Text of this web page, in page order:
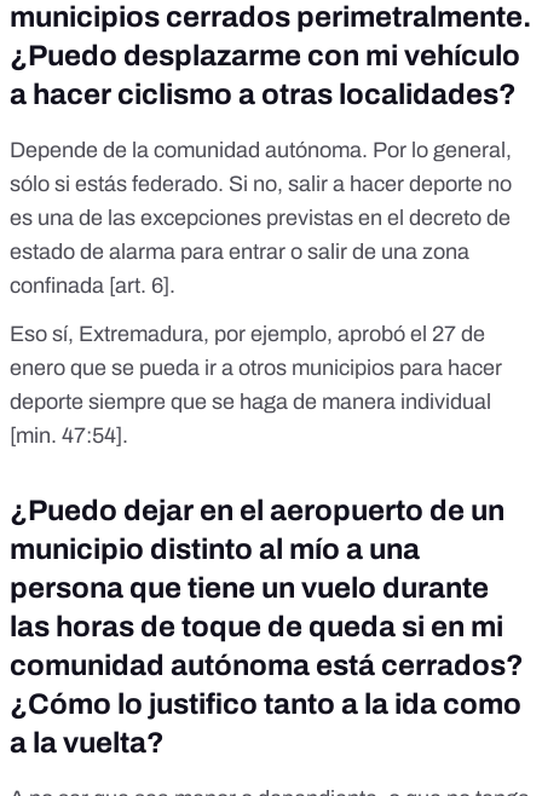
municipios cerrados perimetralmente.
¿Puedo desplazarme con mi vehículo
a hacer ciclismo a otras localidades?
Depende de la comunidad autónoma. Por lo general,
sólo si estás federado. Si no, salir a hacer deporte no
es una de las excepciones previstas en el decreto de
estado de alarma para entrar o salir de una zona
confinada [art. 6].
Eso sí, Extremadura, por ejemplo, aprobó el 27 de
enero que se pueda ir a otros municipios para hacer
deporte siempre que se haga de manera individual
[min. 47:54].
¿Puedo dejar en el aeropuerto de un
municipio distinto al mío a una
persona que tiene un vuelo durante
las horas de toque de queda si en mi
comunidad autónoma está cerrados?
¿Cómo lo justifico tanto a la ida como
a la vuelta?